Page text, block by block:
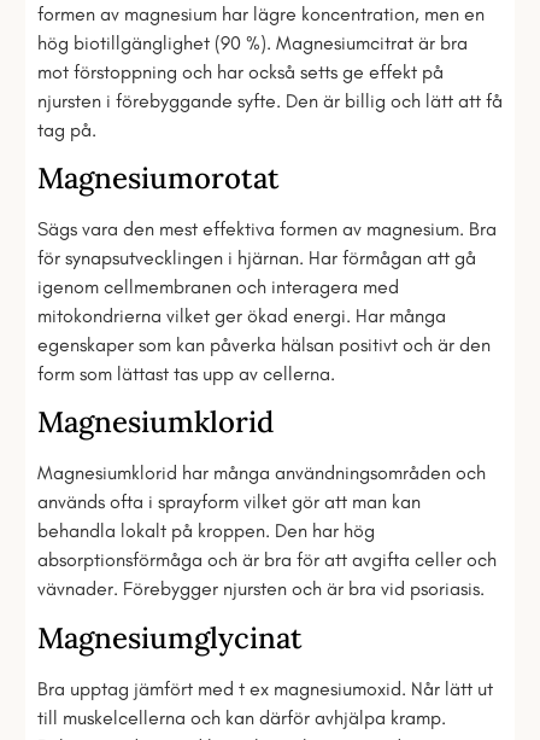
formen av magnesium har lägre koncentration, men en
hög biotillgänglighet (90 %). Magnesiumcitrat är bra
mot förstoppning och har också setts ge effekt på
njursten i förebyggande syfte. Den är billig och lätt att få
tag på.
Magnesiumorotat
Sägs vara den mest effektiva formen av magnesium. Bra
för synapsutvecklingen i hjärnan. Har förmågan att gå
igenom cellmembranen och interagera med
mitokondrierna vilket ger ökad energi. Har många
egenskaper som kan påverka hälsan positivt och är den
form som lättast tas upp av cellerna.
Magnesiumklorid
Magnesiumklorid har många användningsområden och
används ofta i sprayform vilket gör att man kan
behandla lokalt på kroppen. Den har hög
absorptionsförmåga och är bra för att avgifta celler och
vävnader. Förebygger njursten och är bra vid psoriasis.
Magnesiumglycinat
Bra upptag jämfört med t ex magnesiumoxid. Når lätt ut
till muskelcellerna och kan därför avhjälpa kramp.